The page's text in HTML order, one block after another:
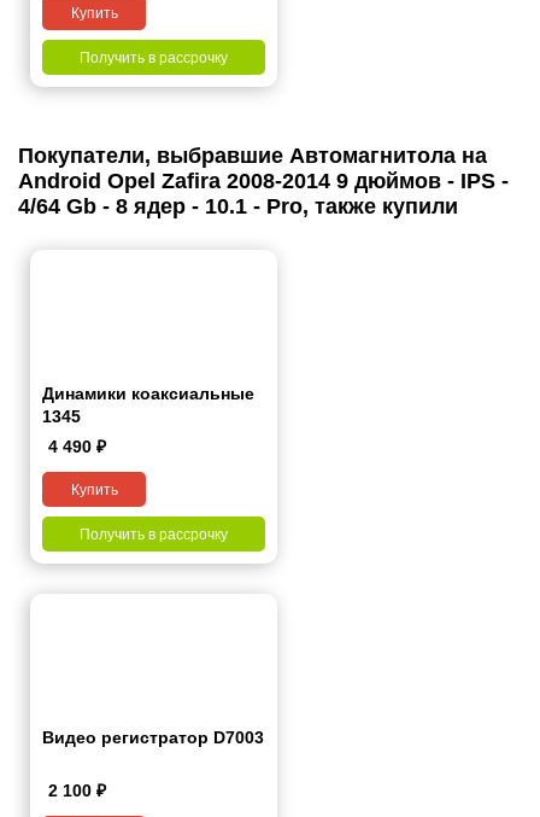
Купить
Получить в рассрочку
Покупатели, выбравшие Автомагнитола на
Android Opel Zafirа 2008-2014 9 дюймов - IPS -
4/64 Gb - 8 ядер - 10.1 - Pro, также купили
Динамики коаксиальные
1345
4 490 ₽
Купить
Получить в рассрочку
Видео регистратор D7003
2 100 ₽